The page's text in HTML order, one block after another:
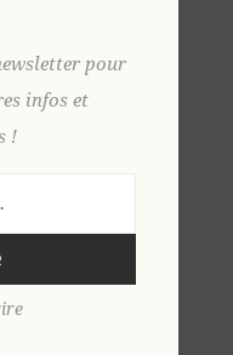
pull cachemire col
camionneur CIEL
pour
infos et
!